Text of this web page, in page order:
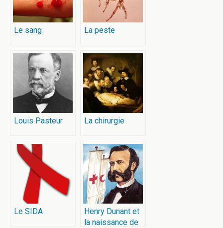
Le sang La peste
Louis Pasteur La chirurgie
Le SIDA
Henry Dunant et
la naissance de